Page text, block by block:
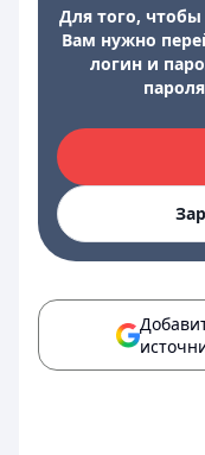
Для того,
Вам нужно
логин и